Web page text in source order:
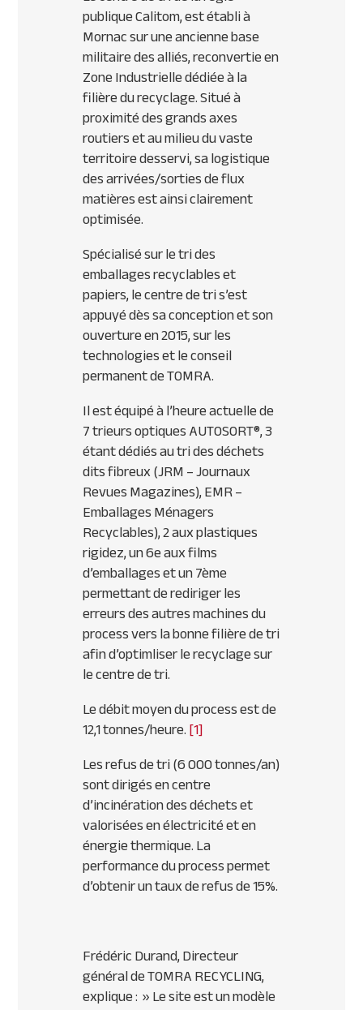
publique Calitom, est établi à
Mornac sur une ancienne base
militaire des alliés, reconvertie en
Zone Industrielle dédiée à la
filière du recyclage. Situé à
proximité des grands axes
routiers et au milieu du vaste
territoire desservi, sa logistique
des arrivées/sorties de flux
matières est ainsi clairement
optimisée.
Spécialisé sur le tri des
emballages recyclables et
papiers, le centre de tri s’est
appuyé dès sa conception et son
ouverture en 2015, sur les
technologies et le conseil
permanent de TOMRA.
Il est équipé à l’heure actuelle de
7 trieurs optiques AUTOSORT®, 3
étant dédiés au tri des déchets
dits fibreux (JRM – Journaux
Revues Magazines), EMR –
Emballages Ménagers
Recyclables), 2 aux plastiques
rigidez, un 6e aux films
d’emballages et un 7ème
permettant de rediriger les
erreurs des autres machines du
process vers la bonne filière de tri
afin d’optimliser le recyclage sur
le centre de tri.
Le débit moyen du process est de
12,1 tonnes/heure.[1]
Les refus de tri (6 000 tonnes/an)
sont dirigés en centre
d’incinération des déchets et
valorisées en électricité et en
énergie thermique. La
performance du process permet
d’obtenir un taux de refus de 15%.
Frédéric Durand, Directeur
général de TOMRA RECYCLING,
explique : »Le site est un modèle